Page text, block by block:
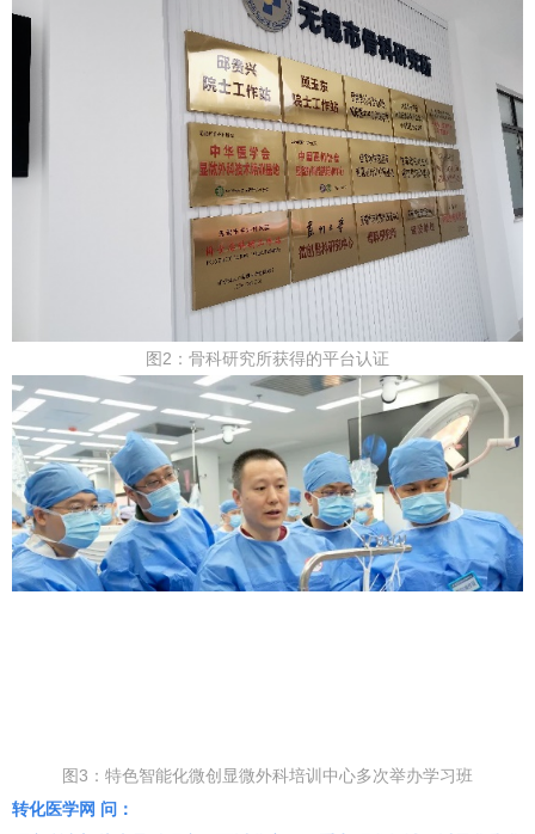
图2：骨科研究所获得的平台认证
图3：特色智能化微创显微外科培训中心多次举办学习班
转化医学网 问：